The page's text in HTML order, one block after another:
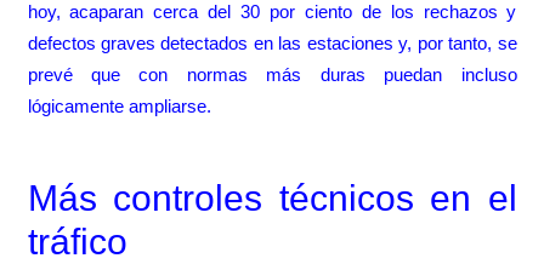
hoy, acaparan cerca del 30 por ciento de los rechazos y
defectos graves detectados en las estaciones y, por tanto, se
prevé que con normas más duras puedan incluso
lógicamente ampliarse.
Más controles técnicos en el
tráfico